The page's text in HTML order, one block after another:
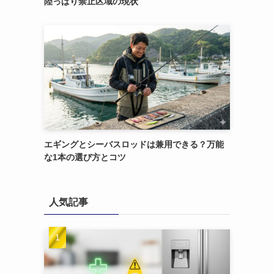
エギングとシーバスロッドは兼用できる？万能
な1本の選び方とコツ
人気記事